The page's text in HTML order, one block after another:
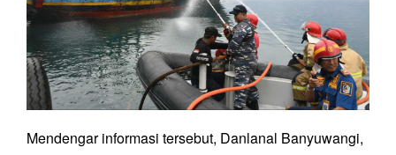
Mendengar informasi tersebut, Danlanal Banyuwangi,